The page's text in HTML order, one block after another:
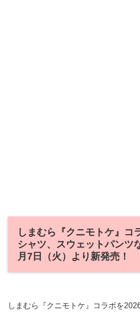
しまむら『クニモトケ』コ
シャツ、スウェットパンツ
月7日（火）より新発売！
しまむら『クニモトケ』コラボを